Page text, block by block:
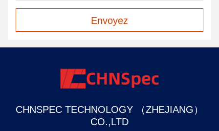
Envoyez
CHNSPEC TECHNOLOGY （ZHEJIANG）
CO.,LTD